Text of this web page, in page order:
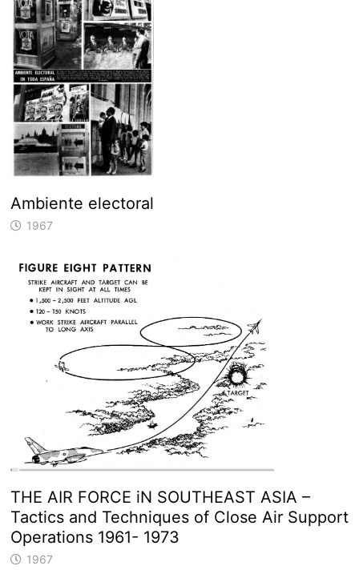
Ambiente electoral
1967
THE AIR FORCE iN SOUTHEAST ASIA –
Tactics and Techniques of Close Air Support
Operations 1961- 1973
1967